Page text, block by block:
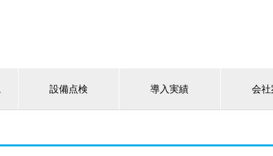
設備点検 導入実績 会社